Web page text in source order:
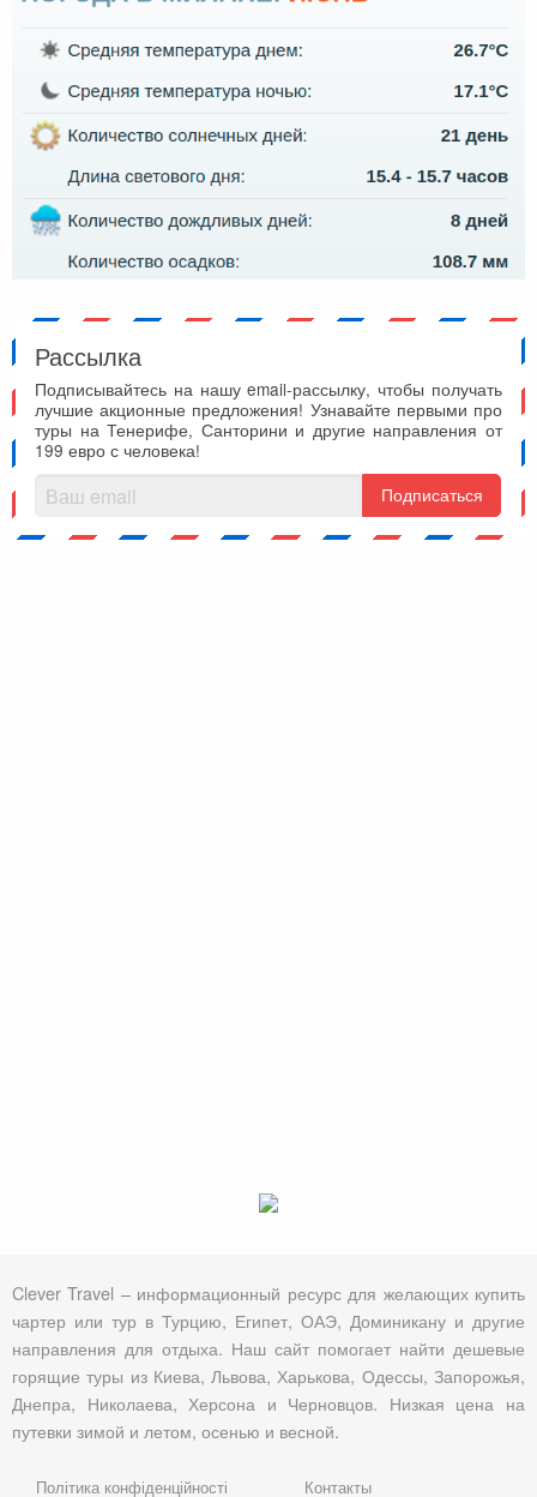
Рассылка
Подписывайтесь на нашу email-рассылку, чтобы получать
лучшие акционные предложения! Узнавайте первыми про
туры на Тенерифе, Санторини и другие направления от
199 евро с человека!
Clever Travel – информационный ресурс для желающих купить
чартер или тур в Турцию, Египет, ОАЭ, Доминикану и другие
направления для отдыха. Наш сайт помогает найти дешевые
горящие туры из Киева, Львова, Харькова, Одессы, Запорожья,
Днепра, Николаева, Херсона и Черновцов. Низкая цена на
путевки зимой и летом, осенью и весной.
Політика конфіденційності Контакты